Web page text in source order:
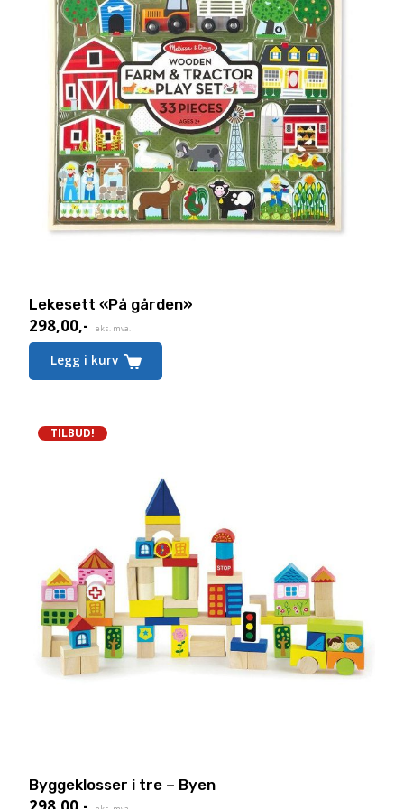
Lekesett «På gården»
298,00,-
Nåværende
pris
eks. mva.
Legg i kurv
TILBUD!
Byggeklosser i tre – Byen